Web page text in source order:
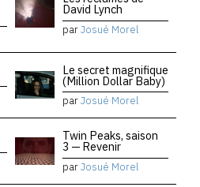
David Lynch
parJosué Morel
Le secret magnifique
(Million Dollar Baby)
parJosué Morel
Twin Peaks, saison
3 — Revenir
parJosué Morel